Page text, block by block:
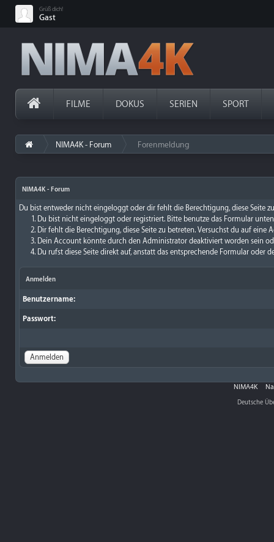
Grüß dich!
Gast
FILME DOKUS SERIEN SPORT
NIMA4K - Forum Forenmeldung
NIMA4K - Forum
Du bist entweder nicht eingeloggt oder dir fehlt die Berechtigung, diese Seite
Du bist nicht eingeloggt oder registriert. Bitte benutze das Formular
Dir fehlt die Berechtigung, diese Seite zu betreten. Versuchst du auf
Dein Account könnte durch den Administrator deaktiviert worden sein
Du rufst diese Seite direkt auf, anstatt das entsprechende Formular oder
Anmelden
Benutzername:
Passwort:
NIMA4K
Deutsche